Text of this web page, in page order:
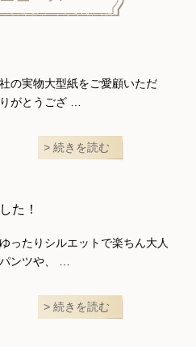
の実物大型紙をご愛顧いただ
がとうござ …
続きを読む
た！
ったりシルエットで楽ちん大人
ンツや、 …
続きを読む